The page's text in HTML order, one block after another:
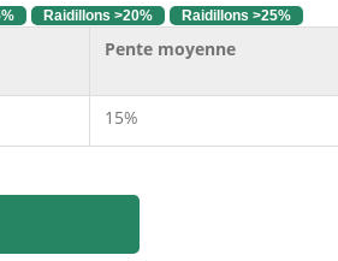
Raidillons >20% Raidillons >25%
Pente moyenne
15%